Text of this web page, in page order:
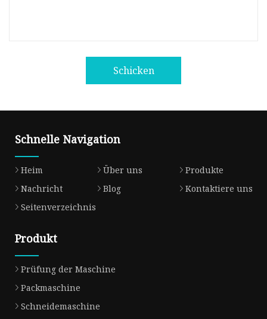
Schicken
Schnelle Navigation
Heim Über uns
Produkte
Nachricht
Blog
Kontaktiere uns
Seitenverzeichnis
Produkt
Prüfung der Maschine
Packmaschine
Schneidemaschine